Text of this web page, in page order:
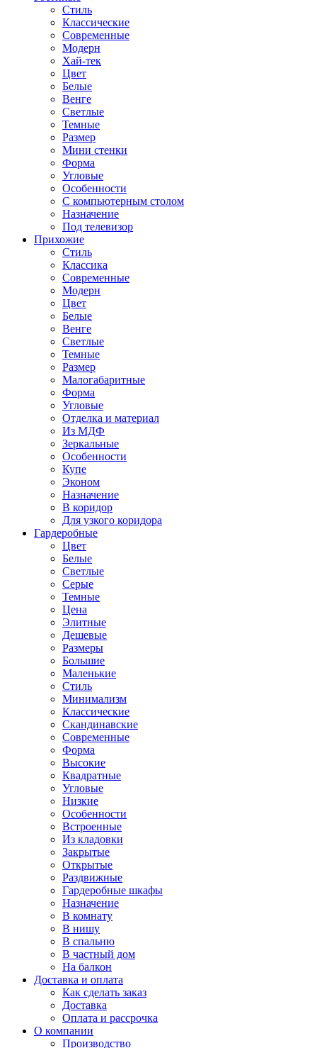
Стиль
Классические
Современные
Модерн
Хай-тек
Цвет
Белые
Венге
Светлые
Темные
Размер
Мини стенки
Форма
Угловые
Особенности
С компьютерным столом
Назначение
Под телевизор
Прихожие
Стиль
Классика
Современные
Модерн
Цвет
Белые
Венге
Светлые
Темные
Размер
Малогабаритные
Форма
Угловые
Отделка и материал
Из МДФ
Зеркальные
Особенности
Купе
Эконом
Назначение
В коридор
Для узкого коридора
Гардеробные
Цвет
Белые
Светлые
Серые
Темные
Цена
Элитные
Дешевые
Размеры
Большие
Маленькие
Стиль
Минимализм
Классические
Скандинавские
Современные
Форма
Высокие
Квадратные
Угловые
Низкие
Особенности
Встроенные
Из кладовки
Закрытые
Открытые
Раздвижные
Гардеробные шкафы
Назначение
В комнату
В нишу
В спальню
В частный дом
На балкон
Доставка и оплата
Как сделать заказ
Доставка
Оплата и рассрочка
О компании
Производство